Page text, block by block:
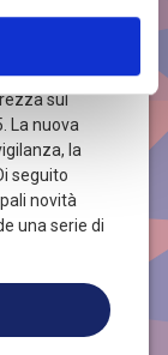
sul
La nuova
la
seguito
novità
una serie di
NOVITÀ